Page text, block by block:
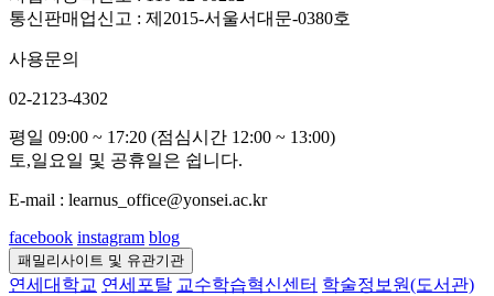
통신판매업신고 : 제2015-서울서대문-0380호
사용문의
02-2123-4302
평일 09:00 ~ 17:20 (점심시간 12:00 ~ 13:00)
토,일요일 및 공휴일은 쉽니다.
E-mail : learnus_office@yonsei.ac.kr
facebook instagram blog
패밀리사이트 및 유관기관
연세대학교 연세포탈 교수학습혁신센터 학술정보원(도서관)